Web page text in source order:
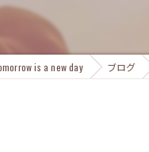
is a new day ブログ